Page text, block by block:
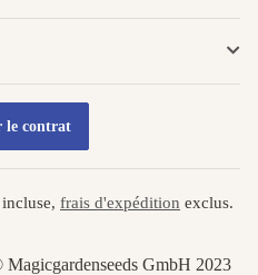
le contrat
frais d'expédition exclus.
Magicgardenseeds GmbH 2023